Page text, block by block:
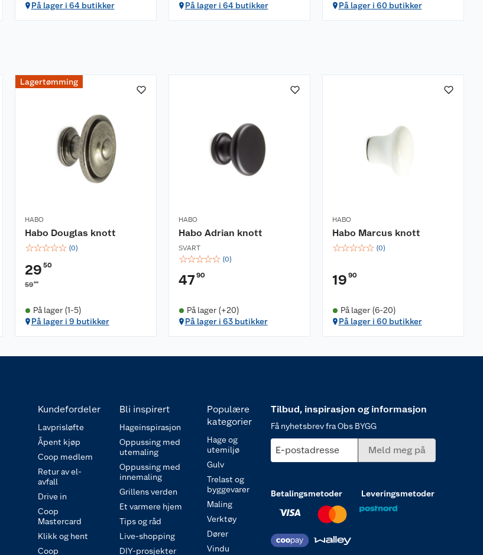
På lager i 64 butikker
På lager i 64 butikker
På lager i 60 butikker
Lagertømming
HABO
Habo Douglas knott
☆☆☆☆☆ (0)
29 50
5900
På lager (1-5)
På lager i 9 butikker
HABO
Habo Adrian knott
SVART
☆☆☆☆☆ (0)
4790
På lager (+20)
På lager i 63 butikker
HABO
Habo Marcus knott
☆☆☆☆☆ (0)
19 90
På lager (6-20)
På lager i 60 butikker
Kundefordeler
Lavprisløfte
Åpent kjøp
Coop medlem
Retur av el-
avfall
Drive in
Coop
Mastercard
Klikk og hent
Coop
Bli inspirert
Hageinspirasjon
Oppussing med
utemaling
Oppussing med
innemaling
Grillens verden
Et varmere hjem
Tips og råd
Live-shopping
DIY-prosjekter
Populære
kategorier
Hage og
utemiljø
Gulv
Trelast og
byggevarer
Maling
Verktøy
Dører
Vindu
Tilbud, inspirasjon og informasjon
Få nyhetsbrev fra Obs BYGG
E-postadresse Meld meg på
Betalingsmetoder Leveringsmetoder